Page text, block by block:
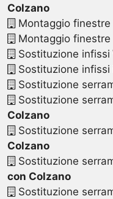
Colzano
Montaggio finestre
Montaggio finestre
Sostituzione infissi
Sostituzione infissi
Sostituzione
Sostituzione
Colzano
Sostituzione
Colzano
Sostituzione
con Colzano
Sostituzione